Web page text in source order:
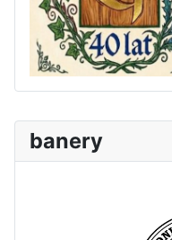
banery